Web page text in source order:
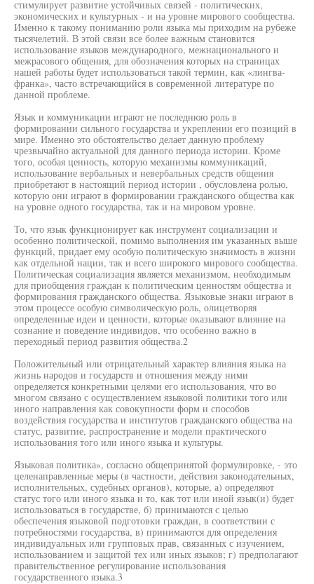
стимулирует развитие устойчивых связей - политических,
экономических и культурных - и на уровне мирового сообщества.
Именно к такому пониманию роли языка мы приходим на рубеже
тысячелетий. В этой связи все более важным становится
использование языков международного, межнационального и
межрасового общения, для обозначения которых на страницах
нашей работы будет использоваться такой термин, как «лингва-
франка», часто встречающийся в современной литературе по
данной проблеме.
Язык и коммуникации играют не последнюю роль в
формировании сильного государства и укреплении его позиций в
мире. Именно это обстоятельство делает данную проблему
чрезвычайно актуальной для данного периода истории. Кроме
того, особая ценность, которую механизмы коммуникаций,
использование вербальных и невербальных средств общения
приобретают в настоящий период истории , обусловлена ролью,
которую они играют в формировании гражданского общества как
на уровне одного государства, так и на мировом уровне.
То, что язык функционирует как инструмент социализации и
особенно политической, помимо выполнения им указанных выше
функций, придает ему особую политическую значимость в жизни
как отдельной нации, так и всего широкого мирового сообщества.
Политическая социализация является механизмом, необходимым
для приобщения граждан к политическим ценностям общества и
формирования гражданского общества. Языковые знаки играют в
этом процессе особую символическую роль, олицетворяя
определенные идеи и ценности, которые оказывают влияние на
сознание и поведение индивидов, что особенно важно в
переходный период развития общества.2
Положительный или отрицательный характер влияния языка на
жизнь народов и государств и отношения между ними
определяется конкретными целями его использования, что во
многом связано с осуществлением языковой политики того или
иного направления как совокупности форм и способов
воздействия государства и институтов гражданского общества на
статус, развитие, распространение и модели практического
использования того или иного языка и культуры.
Языковая политика», согласно общепринятой формулировке, - это
целенаправленные меры (в частности, действия законодательных,
исполнительных, судебных органов), которые, а) определяют
статус того или иного языка и то, как тот или иной язык(и) будет
использоваться в государстве, б) принимаются с целью
обеспечения языковой подготовки граждан, в соответствии с
потребностями государства, в) принимаются для определения
индивидуальных или групповых прав, связанных с изучением,
использованием и защитой тех или иных языков; г) предполагают
правительственное регулирование использования
государственного языка.3